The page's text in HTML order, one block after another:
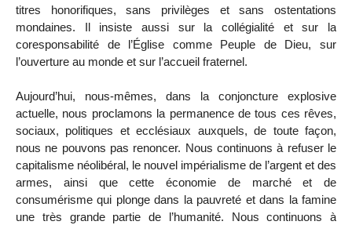
titres honorifiques, sans privilèges et sans ostentations
mondaines. Il insiste aussi sur la collégialité et sur la
coresponsabilité de l’Église comme Peuple de Dieu, sur
l’ouverture au monde et sur l’accueil fraternel.
Aujourd’hui, nous-mêmes, dans la conjoncture explosive
actuelle, nous proclamons la permanence de tous ces rêves,
sociaux, politiques et ecclésiaux auxquels, de toute façon,
nous ne pouvons pas renoncer. Nous continuons à refuser le
capitalisme néolibéral, le nouvel impérialisme de l’argent et des
armes, ainsi que cette économie de marché et de
consumérisme qui plonge dans la pauvreté et dans la famine
une très grande partie de l’humanité. Nous continuons à